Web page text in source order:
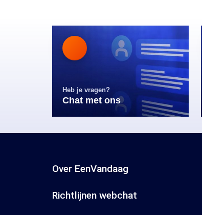
Heb je vragen?
Chat met ons
Over EenVandaag
Richtlijnen webchat